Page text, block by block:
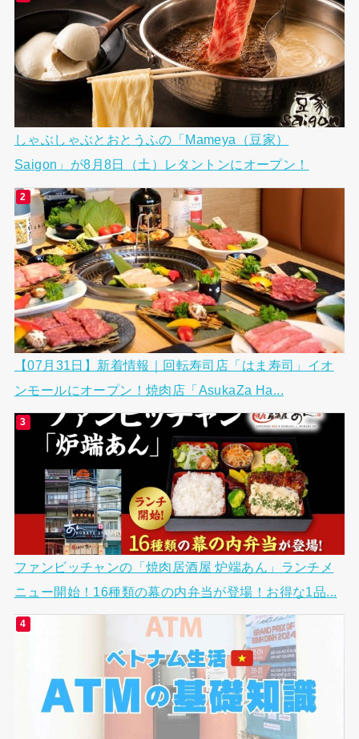
しゃぶしゃぶとおとうふの「Mameya（豆家）
Saigon」が8月8日（土）レタントンにオープン！
【07月31日】新着情報｜回転寿司店「はま寿司」イオ
ンモールにオープン！焼肉店「AsukaZa Ha...
ファンビッチャンの「焼肉居酒屋 炉端あん」ランチメ
ニュー開始！16種類の幕の内弁当が登場！お得な1品...